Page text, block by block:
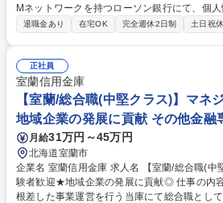
Mネットワークを持つローソン銀行にて、個
プライアンス業務をお任せします。まずは文
法やガイドラインに基づく企画立案■企画・立
研修■個人情報漏えい案件への対応（当局報告
ェック、見直し■その他(文書チェック、景表
スルールチェック等、新規サービスのコンプラ
集職種 【コンプライアンス】個人情報保護推
モート可
退職金あり 在宅OK 完全週休2日制 土日祝
正社員
室蘭信用金庫
【室蘭/総合職(中堅クラス)】マネ
地域企業の発展に貢献 その他金融
月給31万円～45万円
北海道室蘭市
企業名 室蘭信用金庫 求人名 【室蘭/総合職(中堅クラス)】マネジメント経
験者歓迎★地域企業の発展に貢献◎ 仕事の内容 室蘭近郊を中心に地場に
根差した事業運営を行う当庫にて総合職とし